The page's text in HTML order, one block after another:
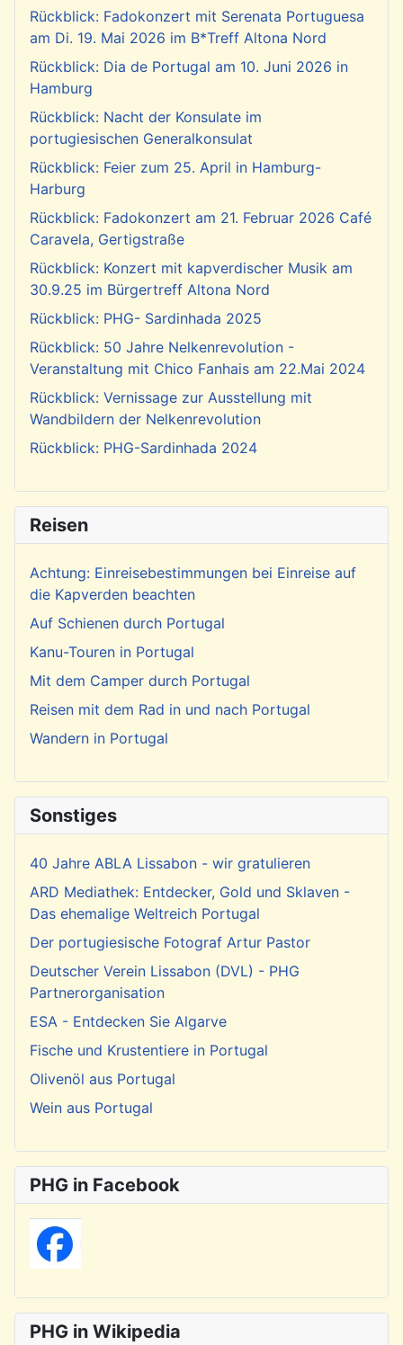
Rückblick: Fadokonzert mit Serenata Portuguesa
am Di. 19. Mai 2026 im B*Treff Altona Nord
Rückblick: Dia de Portugal am 10. Juni 2026 in
Hamburg
Rückblick: Nacht der Konsulate im
portugiesischen Generalkonsulat
Rückblick: Feier zum 25. April in Hamburg-
Harburg
Rückblick: Fadokonzert am 21. Februar 2026 Café
Caravela, Gertigstraße
Rückblick: Konzert mit kapverdischer Musik am
30.9.25 im Bürgertreff Altona Nord
Rückblick: PHG- Sardinhada 2025
Rückblick: 50 Jahre Nelkenrevolution -
Veranstaltung mit Chico Fanhais am 22.Mai 2024
Rückblick: Vernissage zur Ausstellung mit
Wandbildern der Nelkenrevolution
Rückblick: PHG-Sardinhada 2024
Reisen
Achtung: Einreisebestimmungen bei Einreise auf
die Kapverden beachten
Auf Schienen durch Portugal
Kanu-Touren in Portugal
Mit dem Camper durch Portugal
Reisen mit dem Rad in und nach Portugal
Wandern in Portugal
Sonstiges
40 Jahre ABLA Lissabon - wir gratulieren
ARD Mediathek: Entdecker, Gold und Sklaven -
Das ehemalige Weltreich Portugal
Der portugiesische Fotograf Artur Pastor
Deutscher Verein Lissabon (DVL) - PHG
Partnerorganisation
ESA - Entdecken Sie Algarve
Fische und Krustentiere in Portugal
Olivenöl aus Portugal
Wein aus Portugal
PHG in Facebook
PHG in Wikipedia